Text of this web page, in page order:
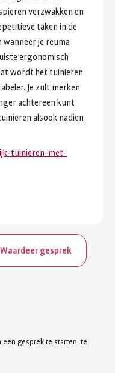
verzwakken en
taken in de
wanneerje reuma
ergonomisch
wordt het tuinieren
Je zult merken
achtereen kunt
alsook nadien
tuinieren-met-
Waardeer gesprek
een gesprek te starten, te